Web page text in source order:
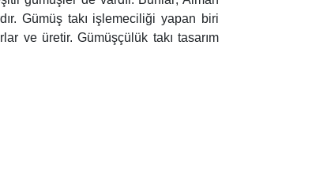
Gümüş takı işlemeciliği yapan biri
ve üretir. Gümüşçülük takı tasarım